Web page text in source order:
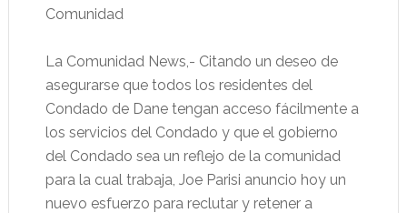
Comunidad
La Comunidad News,- Citando un deseo de
asegurarse que todos los residentes del
Condado de Dane tengan acceso fácilmente a
los servicios del Condado y que el gobierno
del Condado sea un reflejo de la comunidad
para la cual trabaja, Joe Parisi anuncio hoy un
nuevo esfuerzo para reclutar y retener a